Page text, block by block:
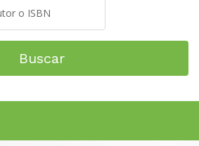
Buscar